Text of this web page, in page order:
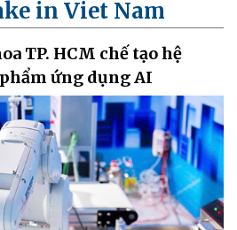
in Viet Nam
TP. HCM chế tạo hệ
ứng dụng AI